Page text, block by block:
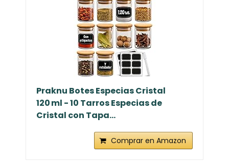
Praknu Botes Especias Cristal
120 ml - 10 Tarros Especias de
Cristal con Tapa...
Comprar en Amazon